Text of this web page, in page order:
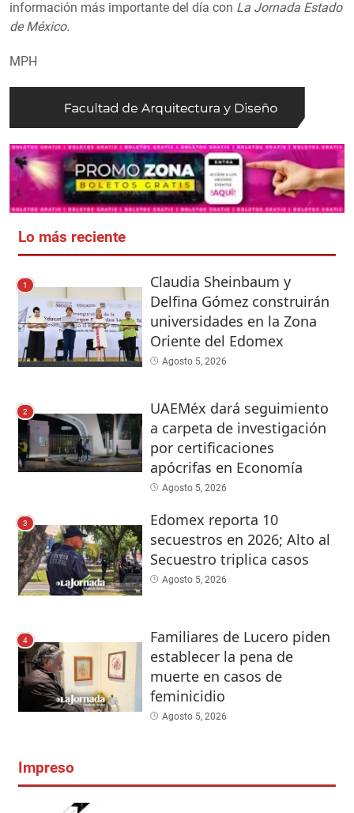
información más importante del día con La Jornada Estado
de México.
MPH
Lo más reciente
1
Claudia Sheinbaum y
Delfina Gómez construirán
universidades en la Zona
Oriente del Edomex
Agosto 5, 2026
2
UAEMéx dará seguimiento
a carpeta de investigación
por certificaciones
apócrifas en Economía
Agosto 5, 2026
3
Edomex reporta 10
secuestros en 2026; Alto al
Secuestro triplica casos
Agosto 5, 2026
4
Familiares de Lucero piden
establecer la pena de
muerte en casos de
feminicidio
Agosto 5, 2026
Impreso